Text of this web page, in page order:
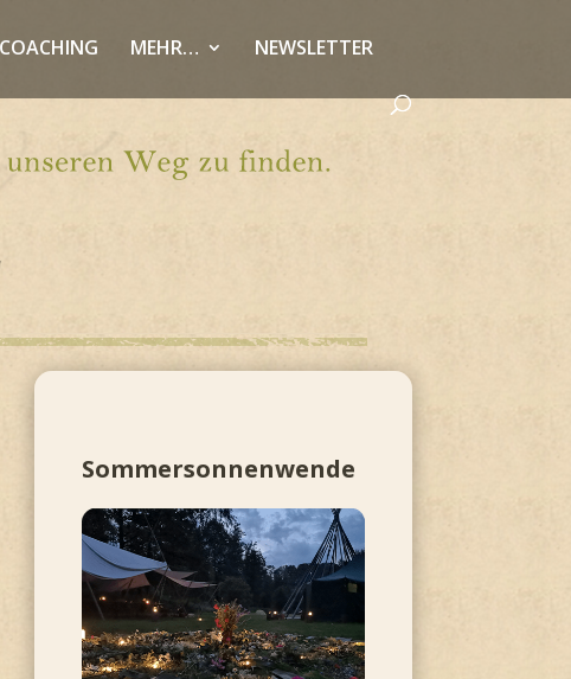
COACHING MEHR… NEWSLETTER
Sommersonnenwende